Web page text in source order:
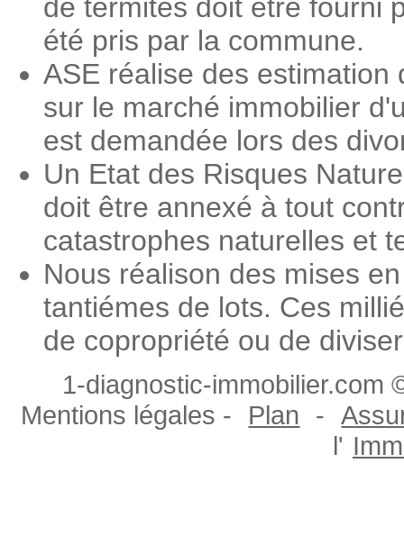
de termites doit être fourni
été pris par la commune.
ASE réalise des
sur le marché immobilier
est demandée lors des
Un Etat des Risques
doit être annexé à tout
catastrophes naturelles et
Nous réalison des mises
tantiémes de lots. Ces
de copropriété ou de
1-diagnostic-immobilier.com
Mentions légales -
Plan -
l'